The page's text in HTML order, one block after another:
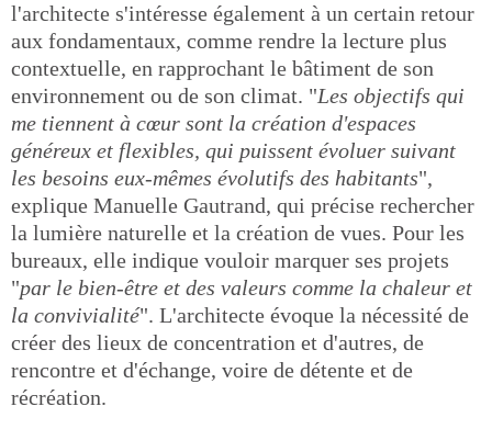
l'architecte s'intéresse également à un certain retour
aux fondamentaux, comme rendre la lecture plus
contextuelle, en rapprochant le bâtiment de son
environnement ou de son climat. "Les objectifs qui
me tiennent à cœur sont la création d'espaces
généreux et flexibles, qui puissent évoluer suivant
les besoins eux-mêmes évolutifs des habitants",
explique Manuelle Gautrand, qui précise rechercher
la lumière naturelle et la création de vues. Pour les
bureaux, elle indique vouloir marquer ses projets
"par le bien-être et des valeurs comme la chaleur et
la convivialité". L'architecte évoque la nécessité de
créer des lieux de concentration et d'autres, de
rencontre et d'échange, voire de détente et de
récréation.